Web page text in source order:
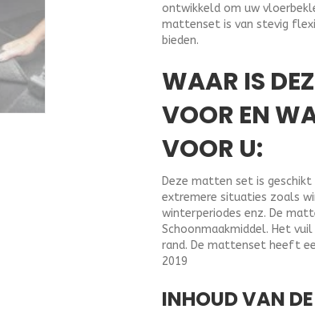
ontwikkeld om uw
mattenset is van stevig
bieden.
WAAR IS
VOOR EN
VOOR U:
Deze matten set is
extremere situaties zoals
winterperiodes enz. De
Schoonmaakmiddel. Het
rand. De mattenset heeft
2019
INHOUD VAN